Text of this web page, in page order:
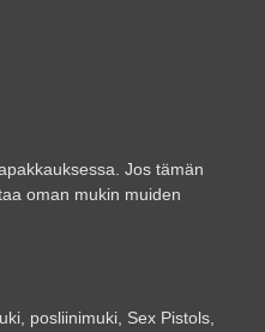
Jos tämän
oman mukin muiden
posliinimuki Sex Pistols